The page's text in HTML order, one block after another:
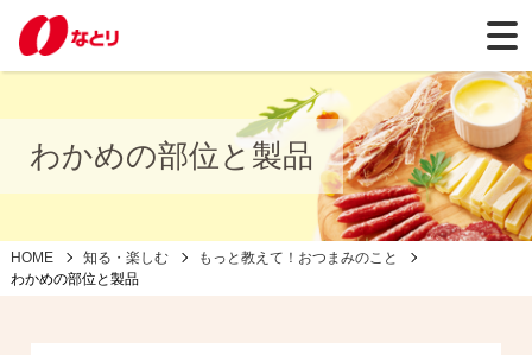
わかめの部位と製品
HOME 知る・楽しむ
もっと教えて！おつまみのこと
わかめの部位と製品